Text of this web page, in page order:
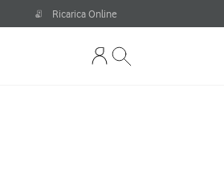
Ricarica Online